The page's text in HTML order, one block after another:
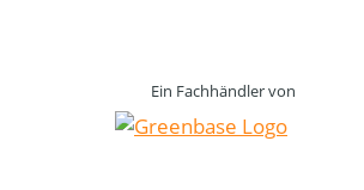
Ein Fachhändler von